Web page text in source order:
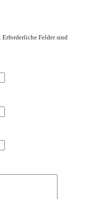
Erforderliche Felder sind